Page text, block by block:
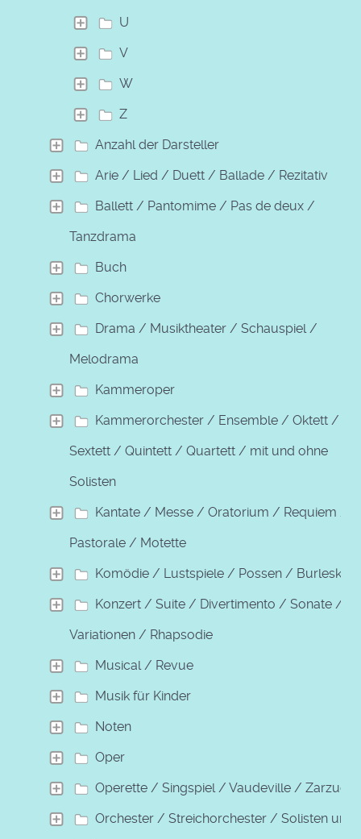
U
V
W
Z
Anzahl der Darsteller
Arie / Lied / Duett / Ballade / Rezitativ
Ballett / Pantomime / Pas de deux /
Tanzdrama
Buch
Chorwerke
Drama / Musiktheater / Schauspiel /
Melodrama
Kammeroper
Kammerorchester / Ensemble / Oktett /
Sextett / Quintett / Quartett / mit und ohne
Solisten
Kantate / Messe / Oratorium / Requiem /
Pastorale / Motette
Komödie / Lustspiele / Possen / Burleske
Konzert / Suite / Divertimento / Sonate /
Variationen / Rhapsodie
Musical / Revue
Musik für Kinder
Noten
Oper
Operette / Singspiel / Vaudeville / Zarzuela
Orchester / Streichorchester / Solisten und